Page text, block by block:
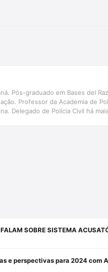
Pós-graduado em Bases del
Professor da Academia de
Delegado de Polícia Civil há
SOBRE SISTEMA
e perspectivas para 2024 com